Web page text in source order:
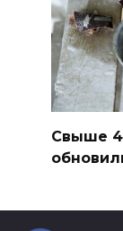
Свыше